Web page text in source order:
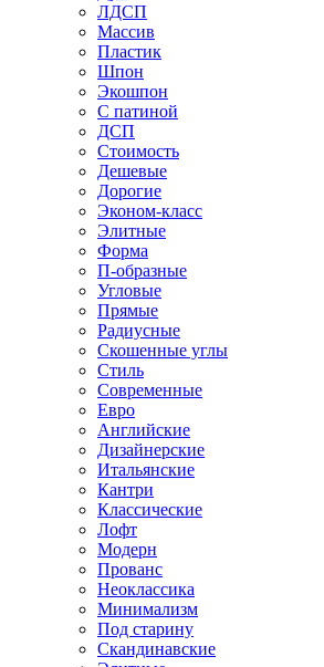
ЛДСП
Массив
Пластик
Шпон
Экошпон
С патиной
ДСП
Стоимость
Дешевые
Дорогие
Эконом-класс
Элитные
Форма
П-образные
Угловые
Прямые
Радиусные
Скошенные углы
Стиль
Современные
Евро
Английские
Дизайнерские
Итальянские
Кантри
Классические
Лофт
Модерн
Прованс
Неоклассика
Минимализм
Под старину
Скандинавские